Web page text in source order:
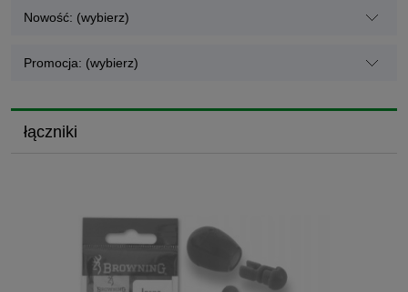
Nowość: (wybierz)
Promocja: (wybierz)
łączniki